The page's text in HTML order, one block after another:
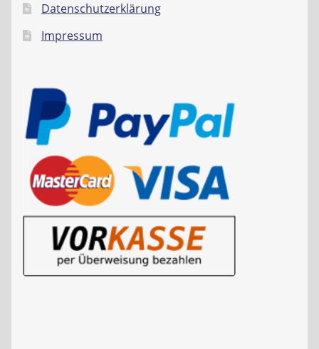
Datenschutzerklärung
Impressum